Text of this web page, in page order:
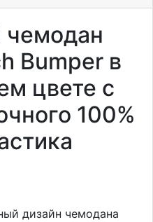
чемодан
Bumper в
цвете с
100%
дизайн чемодана